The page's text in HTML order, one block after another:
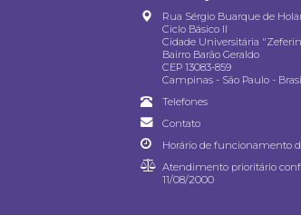
Rua Sérgio Buarque de
Ciclo Básico II
Cidade Universitária
Bairro Barão Geraldo
CEP 13083-859
Campinas - São Paulo -
Telefones
Contato
Horário de funcionamento
Atendimento prioritário
11/08/2000